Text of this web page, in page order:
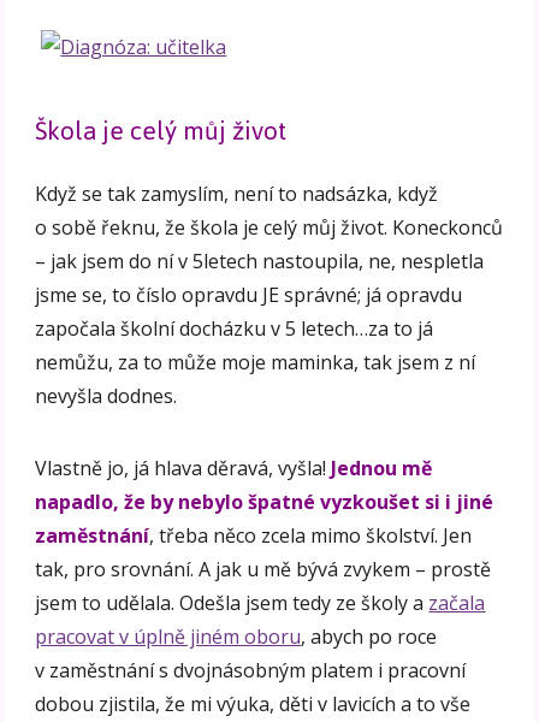
Škola je celý můj život
Když se tak zamyslím, není to nadsázka, když
o sobě řeknu, že škola je celý můj život. Koneckonců
– jak jsem do ní v 5letech nastoupila, ne, nespletla
jsme se, to číslo opravdu JE správné; já opravdu
započala školní docházku v 5 letech…za to já
nemůžu, za to může moje maminka, tak jsem z ní
nevyšla dodnes.
Vlastně jo, já hlava děravá, vyšla! Jednou mě
napadlo, že by nebylo špatné vyzkoušet si i jiné
zaměstnání, třeba něco zcela mimo školství. Jen
tak, pro srovnání. A jak u mě bývá zvykem – prostě
jsem to udělala. Odešla jsem tedy ze školy a začala
pracovat v úplně jiném oboru, abych po roce
v zaměstnání s dvojnásobným platem i pracovní
dobou zjistila, že mi výuka, děti v lavicích a to vše